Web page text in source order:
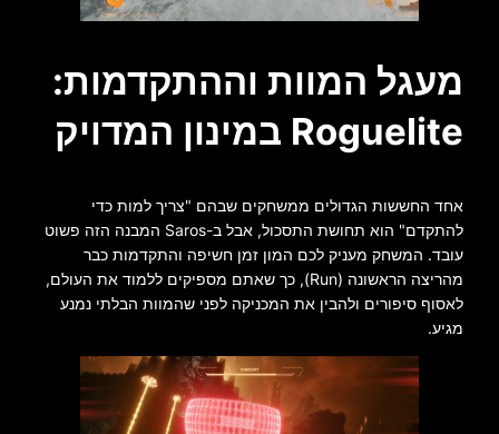
מעגל המוות וההתקדמות:
Roguelite במינון המדויק
אחד החששות הגדולים ממשחקים שבהם "צריך למות כדי
להתקדם" הוא תחושת התסכול, אבל ב-Saros המבנה הזה פשוט
עובד. המשחק מעניק לכם המון זמן חשיפה והתקדמות כבר
מהריצה הראשונה (Run), כך שאתם מספיקים ללמוד את העולם,
לאסוף סיפורים ולהבין את המכניקה לפני שהמוות הבלתי נמנע
מגיע.